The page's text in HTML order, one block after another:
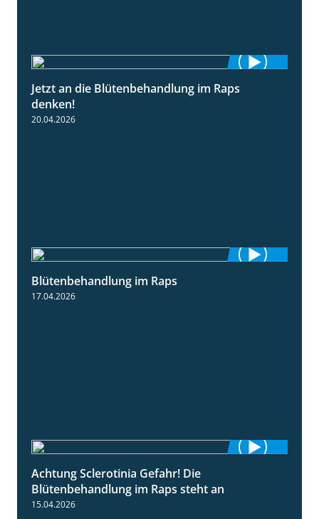
Jetzt an die Blütenbehandlung im Raps
denken!
20.04.2026
Blütenbehandlung im Raps
17.04.2026
Achtung Sclerotinia Gefahr! Die
Blütenbehandlung im Raps steht an
15.04.2026